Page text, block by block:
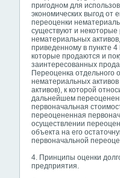
пригодном для
экономических выгод от
переоценки
существуют и некоторые
нематериальных
приведенному в пункте
которые продаются и
заинтересованных
Переоценка отдельного
нематериальных
активов), к которой
дальнейшем
первоначальная
переоцененная
осуществлении
объекта на его
первоначальной
4. Принципы оценки
предприятия.